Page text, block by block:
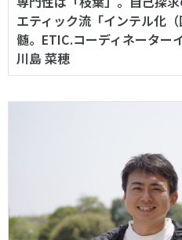
エティック流「インテル化
髄。ETIC.コーディネータ
川島 菜穂